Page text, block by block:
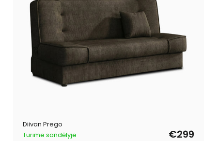
Diivan Prego
Turime sandėlyje
€299